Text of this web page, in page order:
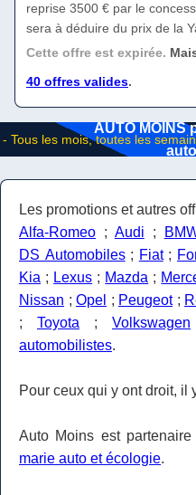
reprise 3500 € par le
sera à déduire du prix de la
Cette offre est expirée.
40 offres valides.
AUTO MOINS
Les promotions et autres
Alfa-Romeo ; Audi ;
DS Automobiles; Fiat;
Kia ; Lexus ; Mazda ;
Nissan ; Opel ; Peugeot;
; Toyota ; Volkswagen
automobilistes.
Pour ceux qui y ont droit, il
Auto Moins est partenaire
marie auto et écologie.